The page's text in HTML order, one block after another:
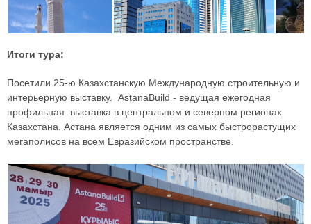
Итоги тура:
Посетили 25-ю Казахстанскую Международную строительную и
интерьерную выставку. AstanaBuild - ведущая ежегодная
профильная выставка в центральном и северном регионах
Казахстана. Астана является одним из самых быстрорастущих
мегаполисов на всем Евразийском пространстве.